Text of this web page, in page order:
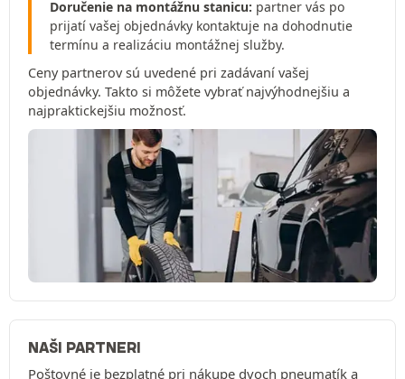
Doručenie na montážnu stanicu: partner vás po
prijatí vašej objednávky kontaktuje na dohodnutie
termínu a realizáciu montážnej služby.
Ceny partnerov sú uvedené pri zadávaní vašej
objednávky. Takto si môžete vybrať najvýhodnejšiu a
najpraktickejšiu možnosť.
NAŠI PARTNERI
Poštovné je bezplatné pri nákupe dvoch pneumatík a